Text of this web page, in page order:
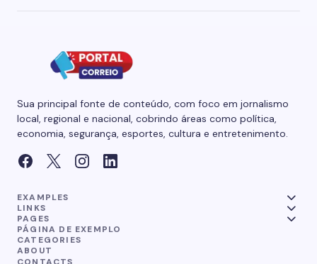
Sua principal fonte de conteúdo, com foco em jornalismo
local, regional e nacional, cobrindo áreas como política,
economia, segurança, esportes, cultura e entretenimento.
EXAMPLES
LINKS
PAGES
PÁGINA DE EXEMPLO
CATEGORIES
ABOUT
CONTACTS